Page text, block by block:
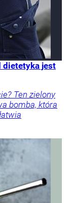
dietetyka jest
Ten zielony
bomba, która